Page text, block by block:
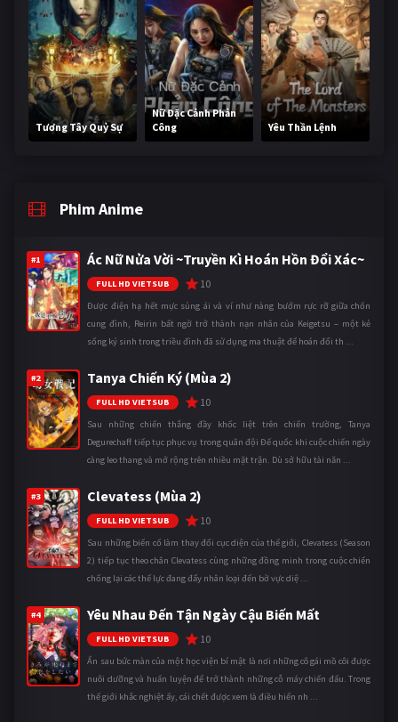
Tương Tây Quỷ Sự
Nữ Đặc Cảnh Phản
Công
Yêu Thần Lệnh
Phim Anime
#1 Ác Nữ Nửa Vời ~Truyền Kì Hoán Hồn Đổi Xác~
FULL HD VIETSUB 10
Được điện hạ hết mực sủng ái và ví như nàng bướm rực rỡ giữa chốn
cung đình, Reirin bất ngờ trở thành nạn nhân của Keigetsu – một kẻ
sống ký sinh trong triều đình đã sử dụng ma thuật để hoán đổi th ...
#2 Tanya Chiến Ký (Mùa 2)
FULL HD VIETSUB 10
Sau những chiến thắng đầy khốc liệt trên chiến trường, Tanya
Degurechaff tiếp tục phục vụ trong quân đội Đế quốc khi cuộc chiến ngày
càng leo thang và mở rộng trên nhiều mặt trận. Dù sở hữu tài năn ...
#3 Clevatess (Mùa 2)
FULL HD VIETSUB 10
Sau những biến cố làm thay đổi cục diện của thế giới, Clevatess (Season
2) tiếp tục theo chân Clevatess cùng những đồng minh trong cuộc chiến
chống lại các thế lực đang đẩy nhân loại đến bờ vực diệ ...
#4 Yêu Nhau Đến Tận Ngày Cậu Biến Mất
FULL HD VIETSUB 10
Ẩn sau bức màn của một học viện bí mật là nơi những cô gái mồ côi được
nuôi dưỡng và huấn luyện để trở thành những cỗ máy chiến đấu. Trong
thế giới khắc nghiệt ấy, cái chết được xem là điều hiển nh ...